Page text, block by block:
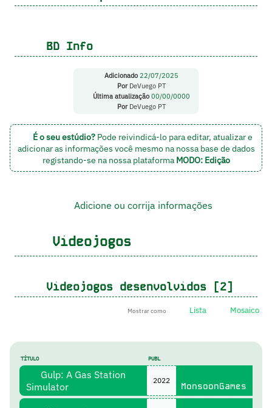
BD Info
Adicionado 22/07/2025
PorDeVuego PT
Última atualização 00/00/0000
PorDeVuego PT
É o seu estúdio?Pode reivindicá-lo para editar, atualizar e
adicionar as informações você mesmo na nossa base de dados
registando-se na nossa plataforma MODO: Edição
Adicione ou corrija informações
Videojogos
Videojogos desenvolvidos [2]
Mostrar como Lista Mosaico
TÍTULO PUBL
Gulp: A Gas Station
Simulator
2022
MonsoonGames